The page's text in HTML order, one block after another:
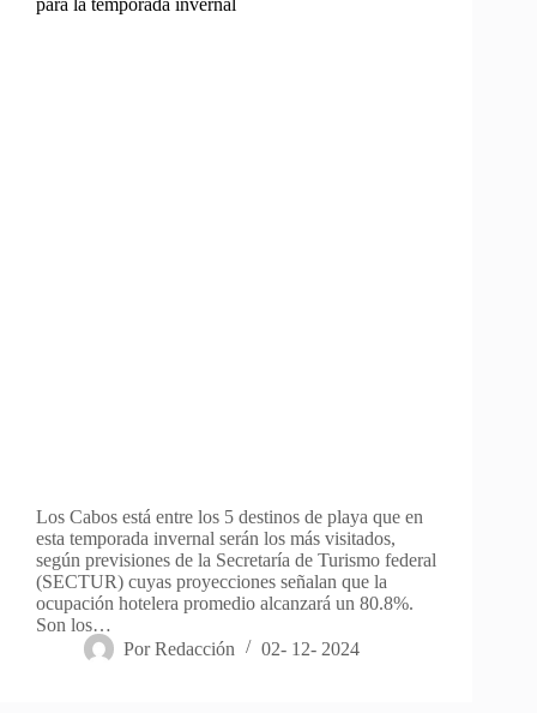
Los Cabos está entre los 5 destinos de playa que en
esta temporada invernal serán los más visitados,
según previsiones de la Secretaría de Turismo federal
(SECTUR) cuyas proyecciones señalan que la
ocupación hotelera promedio alcanzará un 80.8%.
Son los…
Por Redacción 02- 12- 2024